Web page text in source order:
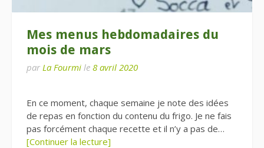
Mes menus hebdomadaires du
mois de mars
par La Fourmi le 8 avril 2020
En ce moment, chaque semaine je note des idées
de repas en fonction du contenu du frigo. Je ne fais
pas forcément chaque recette et il n’y a pas de…
[Continuer la lecture]